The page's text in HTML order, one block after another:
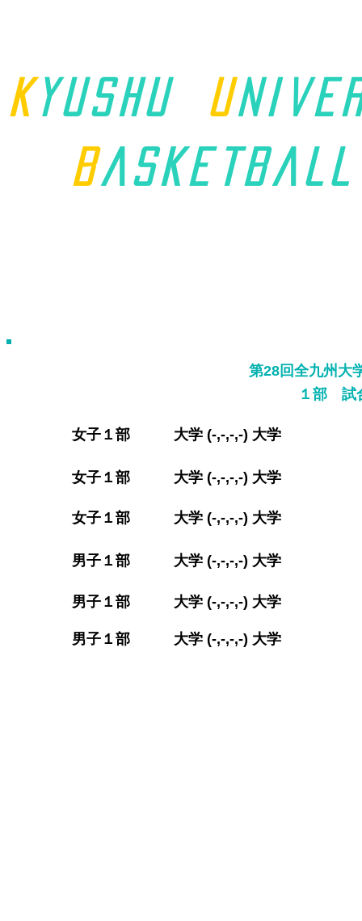
K yushu u
Basket ball
第28回全九州大
１部 試
​女子１部 大学 (-,-,-,-) 大学
​女子１部 大学 (-,-,-,-) 大学
​女子１部 大学 (-,-,-,-) 大学
​男子１部 大学 (-,-,-,-) 大学
​男子１部 大学 (-,-,-,-) 大学
​男子１部 大学 (-,-,-,-) 大学